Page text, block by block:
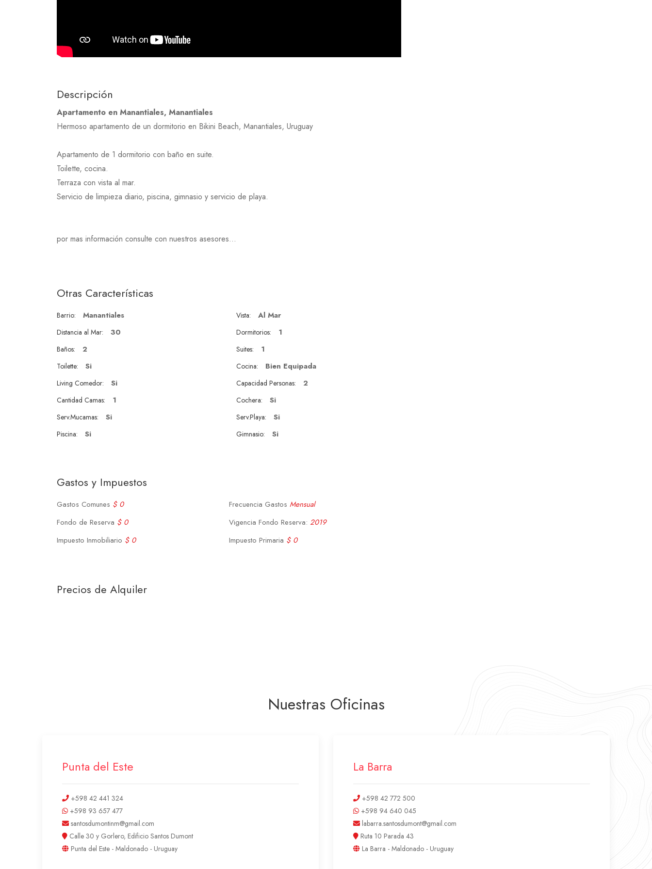
Descripción
Apartamento en Manantiales, Manantiales
Hermoso apartamento de un dormitorio en Bikini Beach, Manantiales, Uruguay
Apartamento de 1 dormitorio con baño en suite.
Toilette, cocina.
Terraza con vista al mar.
Servicio de limpieza diario, piscina, gimnasio y servicio de playa.
por mas información consulte con nuestros asesores...
Otras Características
Barrio: Manantiales Vista: Al Mar
Distancia al Mar: 30 Dormitorios: 1
Baños: 2 Suites: 1
Toilette: Si Cocina: Bien Equipada
Living Comedor: Si Capacidad Personas: 2
Cantidad Camas: 1 Cochera: Si
Serv.Mucamas: Si Serv.Playa: Si
Piscina: Si Gimnasio: Si
Gastos y Impuestos
Gastos Comunes $ 0 Frecuencia Gastos Mensual
Fondo de Reserva $ 0 Vigencia Fondo Reserva: 2019
Impuesto Inmobiliario $ 0 Impuesto Primaria $ 0
Precios de Alquiler
Nuestras Oficinas
Punta del Este
+598 42 441 324
+598 93 657 477
santosdumontinm@gmail.com
Calle 30 y Gorlero, Edificio Santos Dumont
Punta del Este - Maldonado - Uruguay
La Barra
+598 42 772 500
+598 94 640 045
labarra.santosdumont@gmail.com
Ruta 10 Parada 43
La Barra - Maldonado - Uruguay